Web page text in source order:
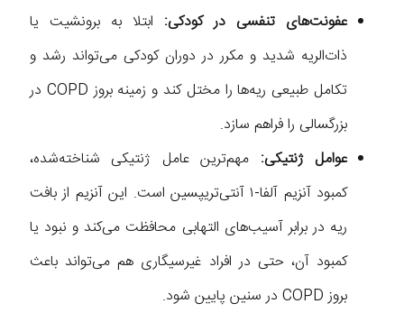
عفونت‌های تنفسی در کودکی: ابتلا به برونشیت یا
ذات‌الریه شدید و مکرر در دوران کودکی می‌تواند رشد و
تکامل طبیعی ریه‌ها را مختل کند و زمینه بروز COPD در
بزرگسالی را فراهم سازد.
عوامل ژنتیکی: مهم‌ترین عامل ژنتیکی شناخته‌شده،
کمبود آنزیم آلفا-۱ آنتی‌تریپسین است. این آنزیم از بافت
ریه در برابر آسیب‌های التهابی محافظت می‌کند و نبود یا
کمبود آن، حتی در افراد غیرسیگاری هم می‌تواند باعث
بروز COPD در سنین پایین شود.